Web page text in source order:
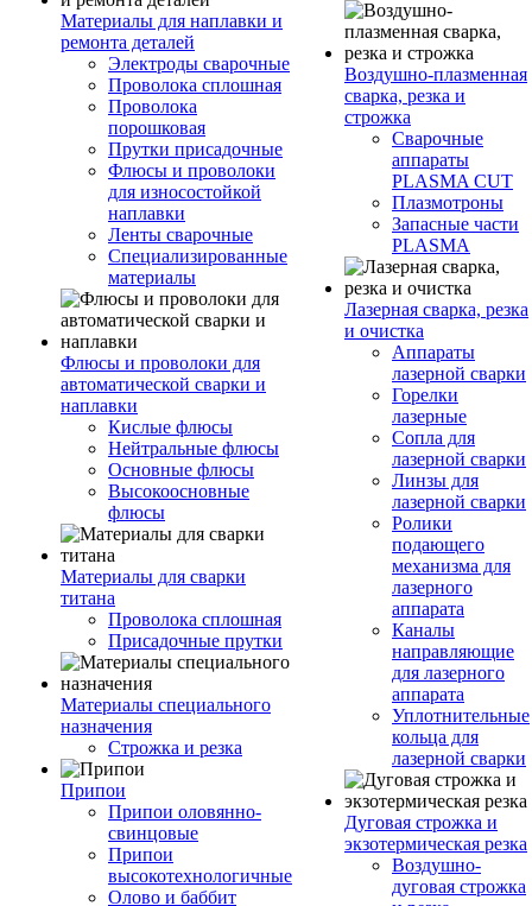
Материалы для наплавки и
ремонта деталей
Электроды сварочные
Проволока сплошная
Проволока
порошковая
Прутки присадочные
Флюсы и проволоки
для износостойкой
наплавки
Ленты сварочные
Специализированные
материалы
Флюсы и проволоки для
автоматической сварки и
наплавки
Кислые флюсы
Нейтральные флюсы
Основные флюсы
Высокоосновные
флюсы
Материалы для сварки
титана
Проволока сплошная
Присадочные прутки
Материалы специального
назначения
Строжка и резка
Припои
Припои оловянно-
свинцовые
Припои
высокотехнологичные
Олово и баббит
Воздушно-плазменная
сварка, резка и
строжка
Сварочные
аппараты
PLASMA CUT
Плазмотроны
Запасные части
PLASMA
Лазерная сварка, резка
и очистка
Аппараты
лазерной сварки
Горелки
лазерные
Сопла для
лазерной сварки
Линзы для
лазерной сварки
Ролики
подающего
механизма для
лазерного
аппарата
Каналы
направляющие
для лазерного
аппарата
Уплотнительные
кольца для
лазерной сварки
Дуговая строжка и
экзотермическая резка
Воздушно-
дуговая строжка